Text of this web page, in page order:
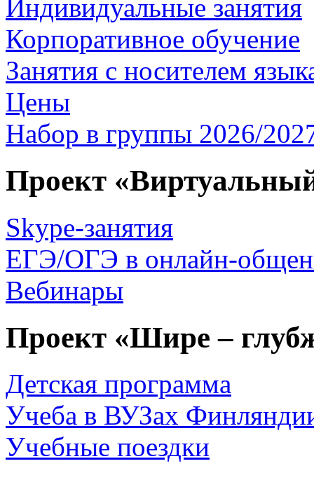
Индивидуальные занятия
Корпоративное обучение
Занятия с носителем
Цены
Набор в группы 2026/
Проект
Skype-занятия
ЕГЭ/ОГЭ в онлайн-
Вебинары
Проект «Шире –
Детская программа
Учеба в ВУЗах
Учебные поездки